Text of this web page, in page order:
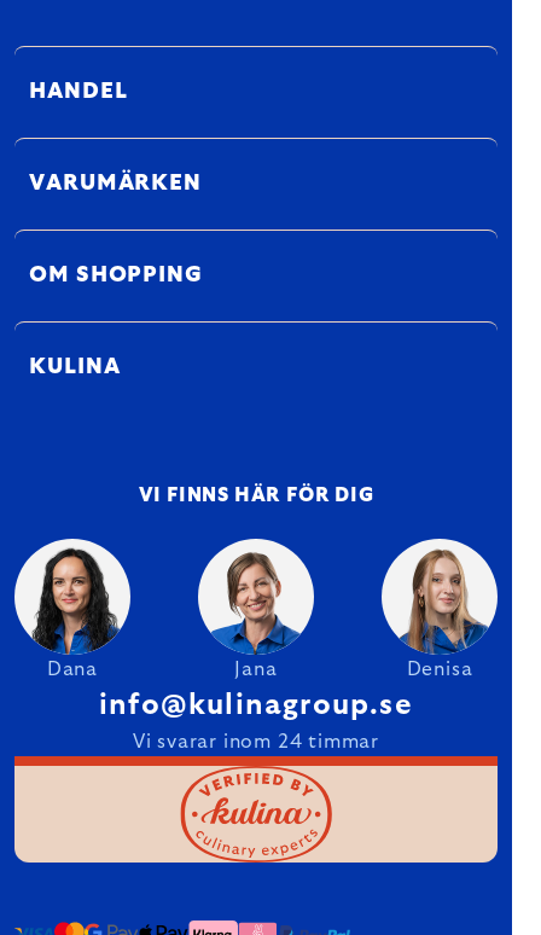
HANDEL
VARUMÄRKEN
OM SHOPPING
KULINA
VI FINNS HÄR FÖR DIG
Dana Jana Denisa
info@kulinagroup.se
Vi svarar inom 24 timmar